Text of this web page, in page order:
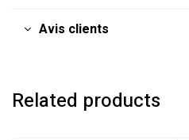
Avis clients
Related products